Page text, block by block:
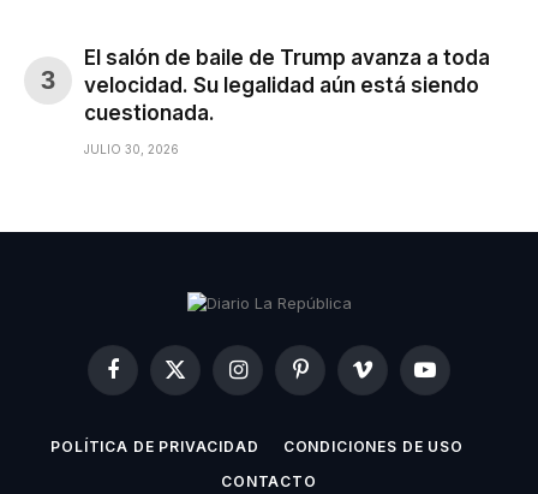
El salón de baile de Trump avanza a toda
velocidad. Su legalidad aún está siendo
cuestionada.
JULIO 30, 2026
Facebook
X
(Twitter)
InstagramPinterestVimeo YouTube
POLÍTICA DE PRIVACIDAD
CONDICIONES DE USO
CONTACTO